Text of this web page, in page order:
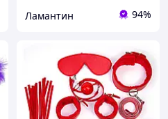
Ламантин 94%